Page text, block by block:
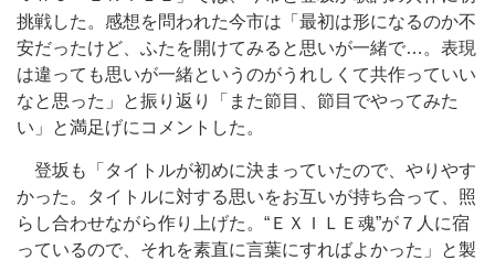
挑戦した。感想を問われた今市は「最初は形になるのか不
安だったけど、ふたを開けてみると思いが一緒で…。表現
は違っても思いが一緒というのがうれしくて共作っていい
なと思った」と振り返り「また節目、節目でやってみた
い」と満足げにコメントした。
登坂も「タイトルが初めに決まっていたので、やりやす
かった。タイトルに対する思いをお互いが持ち合って、照
らし合わせながら作り上げた。“ＥＸＩＬＥ魂”が７人に宿
っているので、それを素直に言葉にすればよかった」と製